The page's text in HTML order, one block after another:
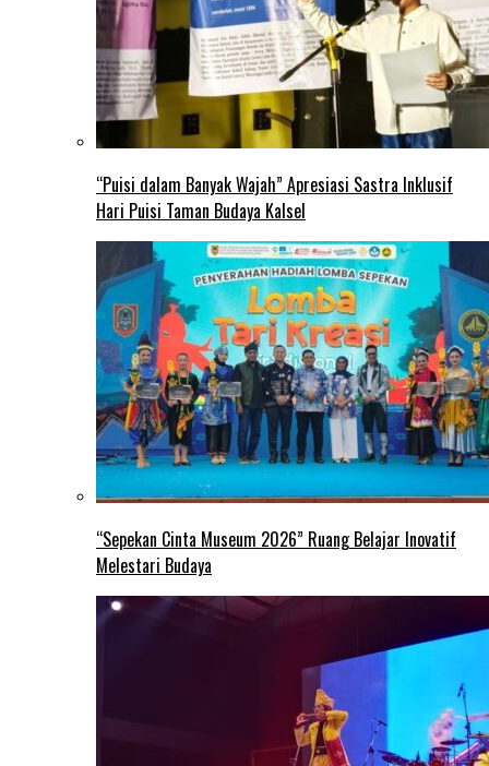
“Puisi dalam Banyak Wajah” Apresiasi Sastra Inklusif
Hari Puisi Taman Budaya Kalsel
“Sepekan Cinta Museum 2026” Ruang Belajar Inovatif
Melestari Budaya